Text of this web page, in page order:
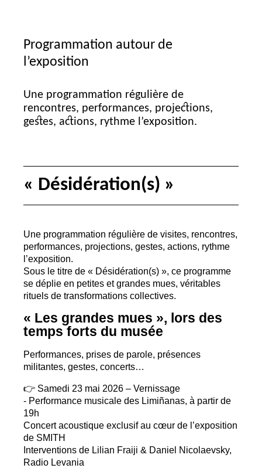
Programmation autour de
l’exposition
Une programmation régulière de
rencontres, performances, projections,
gestes, actions, rythme l’exposition.
« Désidération(s) »
Une programmation régulière de visites, rencontres,
performances, projections, gestes, actions, rythme
l’exposition.
Sous le titre de « Désidération(s) », ce programme
se déplie en petites et grandes mues, véritables
rituels de transformations collectives.
« Les grandes mues », lors des
temps forts du musée
Performances, prises de parole, présences
militantes, gestes, concerts…
👉 Samedi 23 mai 2026 – Vernissage
- Performance musicale des Limiñanas, à partir de
19h
Concert acoustique exclusif au cœur de l’exposition
de SMITH
Interventions de Lilian Fraiji & Daniel Nicolaevsky,
Radio Levania